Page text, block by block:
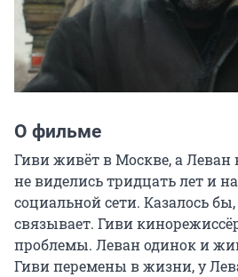
О фильме
Гиви живёт в Москве, а Леван
не виделись тридцать лет и
социальной сети. Казалось
связывает. Гиви
проблемы. Леван одинок и
Гиви перемены в жизни, у